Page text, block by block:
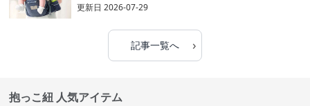
更新日2026-07-29
記事一覧へ ›
抱っこ紐 人気アイテム